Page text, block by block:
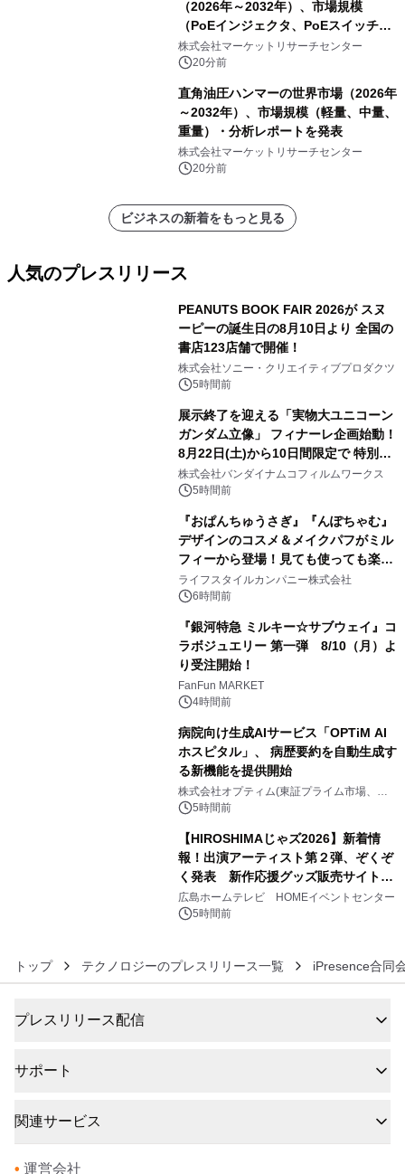
（2026年～2032年）、市場規模
（PoEインジェクタ、PoEスイッチ、
PoEスプリッタ、PoE電源供給装置
（PSE）、PoE給電機器（PD）、PoE
発表
株式会社マーケットリサーチセンター
20分前
直角油圧ハンマーの世界市場（2026年
～2032年）、市場規模（軽量、中量、
重量）・分析レポートを発表
株式会社マーケットリサーチセンター
20分前
ビジネスの新着をもっと見る
人気のプレスリリース
PEANUTS BOOK FAIR 2026が スヌ
ーピーの誕生日の8月10日より 全国の
書店123店舗で開催！
株式会社ソニー・クリエイティブプロダクツ
5時間前
展示終了を迎える「実物大ユニコーン
ガンダム立像」 フィナーレ企画始動！
8月22日(土)から10日間限定で 特別映
像『UNICORN GUNDAM Statue ―
BEYOND POSSIBILITY ―』を上映！
株式会社バンダイナムコフィルムワークス
5時間前
『おぱんちゅうさぎ』『んぽちゃむ』
デザインのコスメ＆メイクパフがミル
フィーから登場！見ても使っても楽し
い、ポップでキュートなコレクショ
ン。
ライフスタイルカンパニー株式会社
6時間前
『銀河特急 ミルキー☆サブウェイ』コ
ラボジュエリー 第一弾 8/10（月）よ
り受注開始！
FanFun MARKET
4時間前
病院向け生成AIサービス「OPTiM AI
ホスピタル」、 病歴要約を自動生成す
る新機能を提供開始
株式会社オプティム(東証プライム市場、コ
ード：3694)
5時間前
【HIROSHIMAじゃズ2026】新着情
報！出演アーティスト第２弾、ぞくぞ
く発表 新作応援グッズ販売サイトも
同時オープンします！
広島ホームテレビ HOMEイベントセンター
5時間前
トップ テクノロジーのプレスリリース一覧 iPresence合同
プレスリリース配信
サポート
関連サービス
• 運営会社